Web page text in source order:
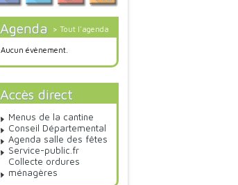
Agenda > Tout l'agenda
Aucun évènement.
Accès direct
Menus de la cantine
Conseil Départemental
Agenda salle des fêtes
Service-public.fr
Collecte ordures
ménagères